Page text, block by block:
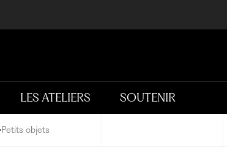
LES ATELIERS SOUTENIR
Petits objets